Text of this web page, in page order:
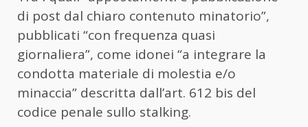
di post dal chiaro contenuto minatorio”,
pubblicati “con frequenza quasi
giornaliera”, come idonei “a integrare la
condotta materiale di molestia e/o
minaccia” descritta dall’art. 612 bis del
codice penale sullo stalking.